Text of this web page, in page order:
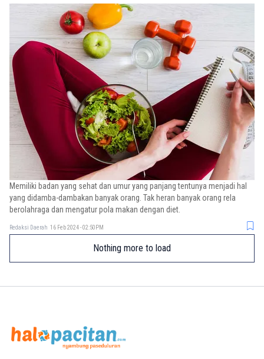
Memiliki badan yang sehat dan umur yang panjang tentunya menjadi hal
yang didamba-dambakan banyak orang. Tak heran banyak orang rela
berolahraga dan mengatur pola makan dengan diet.
Redaksi Daerah 16 Feb 2024 - 02:50PM
Nothing more to load